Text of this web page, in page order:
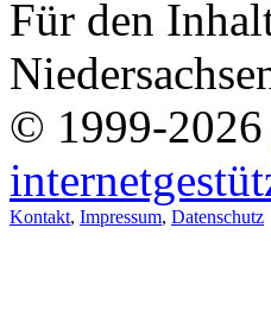
Für den
© 1999-2026
Kontakt, Impressum, Datenschutz